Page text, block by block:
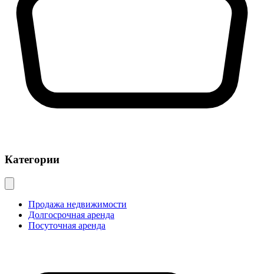
Категории
Продажа недвижимости
Долгосрочная аренда
Посуточная аренда